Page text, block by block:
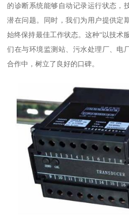
的诊断系统能够自动记录运行状态，
潜在问题。同时，我们为用户提供定
始终保持最佳工作状态。这种“以技术
们在与环境监测站、污水处理厂、电
合作中，树立了良好的口碑。